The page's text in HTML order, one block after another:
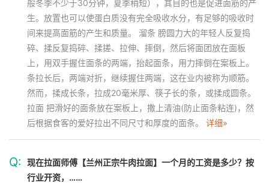
般冬季不少于30分钟，夏季稍短），其目的也是促进面筋的产
生。放置也可以使蛋白质没有完全吸收水分，有足够的吸收时
间来提高面筋的产生和质量。 溜条 膀圆力大的年轻人反复捣
碎、揉反复捣碎、揉搓、拉伸、摔倒，然后将面团放在面板
上，用双手握住面条的两端，抬起面条，用力摔倒在案板上。
条拉长后，两端对折，继续握住两端，这在业内被称为顺筋。
然而，揉成长条，拉成20毫米厚、筷子长的条，或揉成圆条。
拉面 把滑好的面条放在案板上，撒上清油(防止面条粘连)，然
后根据食客的爱好拉出不同尺寸和厚度的面条。 详细»
Q:
现在拉面师傅【兰州正宗牛肉拉面】一个月的工资是多少？按
行业开资，……